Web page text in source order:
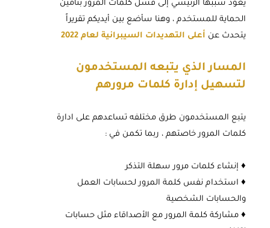
يعود سببها الرئيسي إلى فشل كلمات المرور بتأمين
الحماية للمستخدم ، وهنا سأضع بين أيديكم تقريراً
يتحدث عن أعلى التهديدات السيبرانية لعام 2022
المسار الذي يتبعه المستخدمون
لتسهيل إدارة كلمات مرورهم
يتبع المستخدمون طرق مختلفه تساعدهم على ادارة
كلمات المرور خاصتهم ، ربما تكمن في :
♦ إنشاء كلمات مرور سهلة التذكر
♦ استخدام نفس كلمة المرور لحسابات العمل
والحسابات الشخصية
♦ مشاركة كلمة المرور مع الأصداقاء مثل حسابات